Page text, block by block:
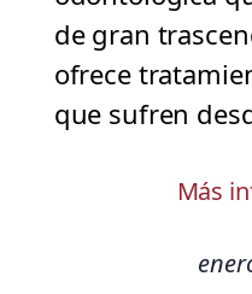
de gran
ofrece
que sufren
Más